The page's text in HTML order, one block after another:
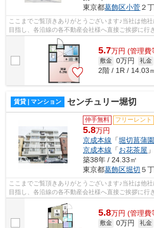
東京都葛飾区小菅２
ここまでご覧頂きありがとうございます♪当社は他
目指し、各沿線の各不動産会社様へ直接ご挨拶に行
様へ提供しております！最新の情報は...
5.7万円 (管理費
敷金 0万円 礼金
2階 / 1R / 14.03
賃貸 | マンション センチュリー堀切
仲手無料 フリーレント
5.8万円
京成本線 「堀切菖蒲園
京成本線 「お花茶屋
築38年 / 24.33㎡
東京都葛飾区堀切 ５
ここまでご覧頂きありがとうございます♪当社は他
目指し、各沿線の各不動産会社様へ直接ご挨拶に行
様へ提供しております！最新の情報は...
5.8万円 (管理費
敷金 0万円 礼金